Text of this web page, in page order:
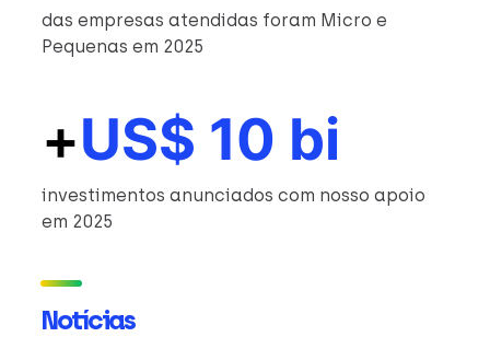
das empresas atendidas foram Micro e
Pequenas em 2025
+US$ 10 bi
investimentos anunciados com nosso apoio
em 2025
Notícias